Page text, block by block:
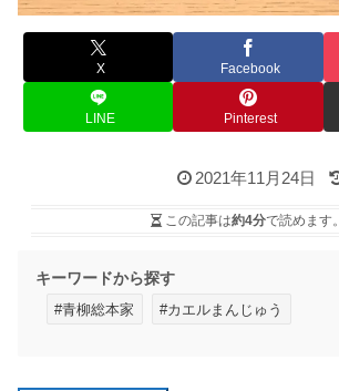
X Facebook
LINE Pinterest
2021年11月24日
この記事は約4分で読めます。
キーワードから探す
#青柳総本家 #カエルまんじゅう